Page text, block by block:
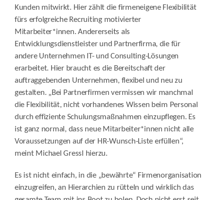
Kunden mitwirkt. Hier zählt die firmeneigene Flexibilität
fürs erfolgreiche Recruiting motivierter
Mitarbeiter*innen. Andererseits als
Entwicklungsdienstleister und Partnerfirma, die für
andere Unternehmen IT- und Consulting-Lösungen
erarbeitet. Hier braucht es die Bereitschaft der
auftraggebenden Unternehmen, flexibel und neu zu
gestalten. „Bei Partnerfirmen vermissen wir manchmal
die Flexibilität, nicht vorhandenes Wissen beim Personal
durch effiziente Schulungsmaßnahmen einzupflegen. Es
ist ganz normal, dass neue Mitarbeiter*innen nicht alle
Voraussetzungen auf der HR-Wunsch-Liste erfüllen“,
meint Michael Gressl hierzu.
Es ist nicht einfach, in die „bewährte“ Firmenorganisation
einzugreifen, an Hierarchien zu rütteln und wirklich das